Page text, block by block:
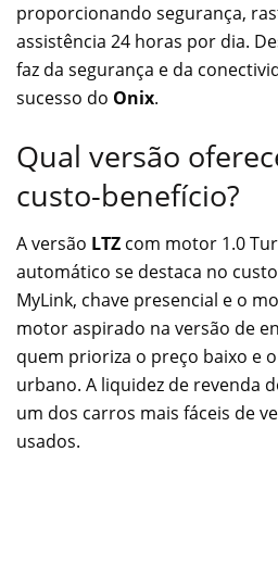
proporcionando segurança,
assistência 24 horas por dia.
faz da segurança e da
sucesso do Onix.
Qual versão
custo-benefício?
A versão LTZ com motor 1.0
automático se destaca no
MyLink, chave presencial e o
motor aspirado na versão de
quem prioriza o preço baixo e
urbano. A liquidez de revenda
um dos carros mais fáceis de
usados.